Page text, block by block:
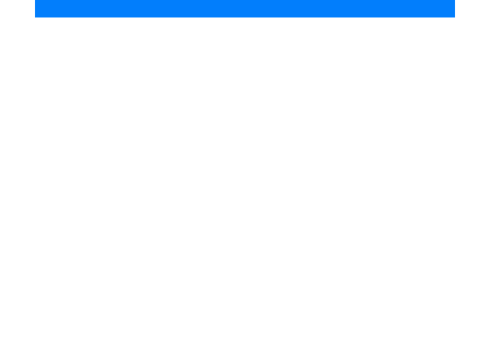
Fii la curent cu noutatile!